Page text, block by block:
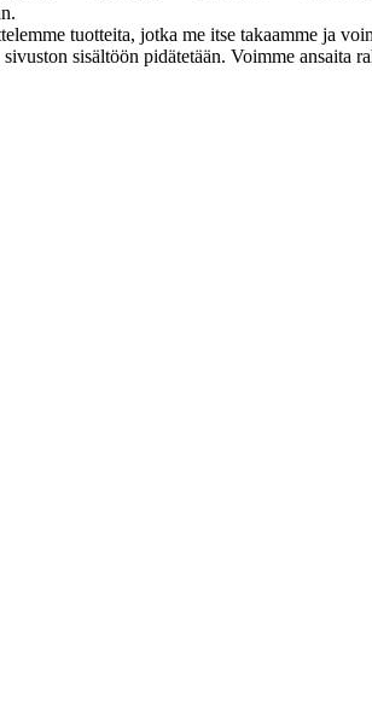
tuotteita, jotka me itse takaamme ja
sisältöön pidätetään. Voimme ansaita